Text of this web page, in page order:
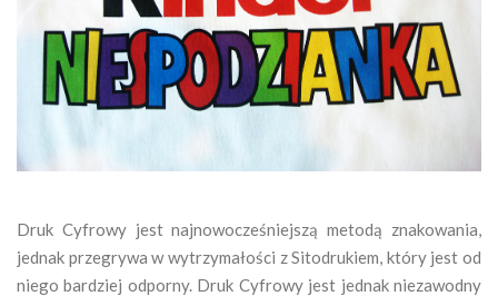
Druk Cyfrowy jest najnowocześniejszą metodą znakowania,
jednak przegrywa w wytrzymałości z Sitodrukiem, który jest od
niego bardziej odporny. Druk Cyfrowy jest jednak niezawodny